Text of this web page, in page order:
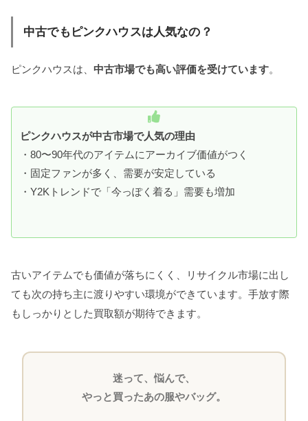
中古でもピンクハウスは人気なの？
ピンクハウスは、 中古市場でも高い評価を受けています。
ピンクハウスが中古市場で人気の理由
・80〜90年代のアイテムにアーカイブ価値がつく
・固定ファンが多く、需要が安定している
・Y2Kトレンドで「今っぽく着る」需要も増加
古いアイテムでも価値が落ちにくく、リサイクル市場に出し
ても次の持ち主に渡りやすい環境ができています。手放す際
もしっかりとした買取額が期待できます。
迷って、悩んで、
やっと買ったあの服やバッグ。